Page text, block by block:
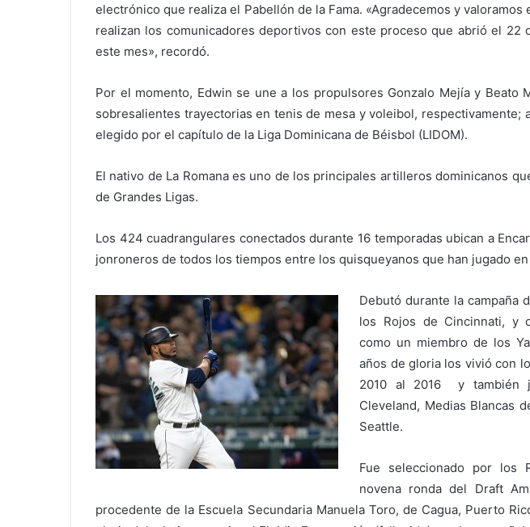
electrónico que realiza el Pabellón de la Fama. «Agradecemos y valoramos
realizan los comunicadores deportivos con este proceso que abrió el 22
este mes», recordó.
Por el momento, Edwin se une a los propulsores Gonzalo Mejía y Beato
sobresalientes trayectorias en tenis de mesa y voleibol, respectivamente;
elegido por el capítulo de la Liga Dominicana de Béisbol (LIDOM).
El nativo de La Romana es uno de los principales artilleros dominicanos
de Grandes Ligas.
Los 424 cuadrangulares conectados durante 16 temporadas ubican a
jonroneros de todos los tiempos entre los quisqueyanos que han jugado
Debutó durante la campaña
los Rojos de Cincinnati, y
como un miembro de los
años de gloria los vivió con
2010 al 2016 y también
Cleveland, Medias Blancas
Seattle.
Fue seleccionado por los
novena ronda del Draft
procedente de la Escuela Secundaria Manuela Toro, de Cagua, Puerto